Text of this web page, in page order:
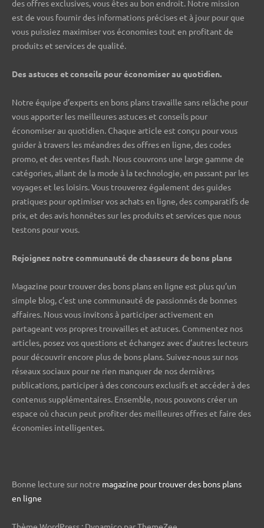
des offres exclusives, vous êtes au bon endroit. Notre mission
est de vous fournir des informations précises et à jour pour que
vous puissiez maximiser vos économies tout en profitant de
produits et services de qualité.
Des astuces et conseils pour économiser au quotidien.
Notre équipe d’experts en bons plans travaille sans relâche pour
vous apporter les meilleures astuces et conseils pour
économiser au quotidien. Chaque article est conçu pour vous
guider à travers les méandres des offres en ligne, des codes
promo, et des ventes flash. Nous couvrons une large gamme de
catégories, allant de la mode à la technologie, en passant par les
voyages et les loisirs. Vous trouverez également des guides
pratiques pour optimiser vos achats en ligne, des comparatifs de
prix, et des avis honnêtes sur les produits et services que nous
testons pour vous.
Rejoignez notre communauté de chasseurs de bons plans ️
Magazine pour trouver des bons plans en ligne est plus qu’un
simple blog, c’est une communauté de passionnés de bonnes
affaires. Nous vous invitons à participer activement en
partageant vos propres trouvailles et astuces. Commentez nos
articles, posez vos questions et échangez avec d’autres lecteurs
pour découvrir encore plus de bons plans. Suivez-nous sur nos
réseaux sociaux pour ne rien manquer de nos dernières
publications, participer à des concours exclusifs et accéder à des
contenus supplémentaires. Ensemble, nous pouvons créer un
espace où chacun peut profiter des meilleures offres et faire des
économies intelligentes.
Bonne lecture sur notre magazine pour trouver des bons plans
en ligne